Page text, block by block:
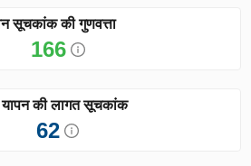
सूचकांक की गुणवत्ता
166
की लागत सूचकांक
62